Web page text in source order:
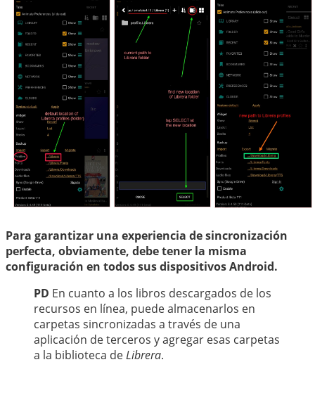
Para garantizar una experiencia de sincronización
perfecta, obviamente, debe tener la misma
configuración en todos sus dispositivos Android.
PD En cuanto a los libros descargados de los
recursos en línea, puede almacenarlos en
carpetas sincronizadas a través de una
aplicación de terceros y agregar esas carpetas
a la biblioteca deLibrera.